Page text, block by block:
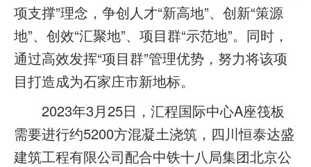
项支撑”理念，争创人才“新高地”、创新“策源
地”、创效“汇聚地”、项目群“示范地”。同时，
通过高效发挥“项目群”管理优势，努力将该项
目打造成为石家庄市新地标。
2023年3月25日，汇程国际中心A座筏板
需要进行约5200方混凝土浇筑，四川恒泰达盛
建筑工程有限公司配合中铁十八局集团北京公